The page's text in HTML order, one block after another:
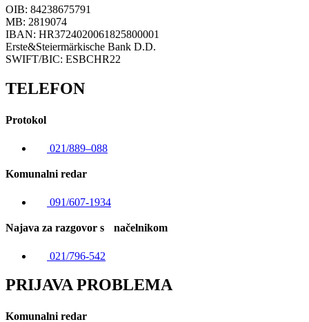
OIB: 84238675791
MB: 2819074
IBAN: HR3724020061825800001
Erste&Steiermärkische Bank D.D.
SWIFT/BIC: ESBCHR22
TELEFON
Protokol
021/889–088
Komunalni redar
091/607-1934
Najava za razgovor s načelnikom
021/796-542
PRIJAVA PROBLEMA
Komunalni redar